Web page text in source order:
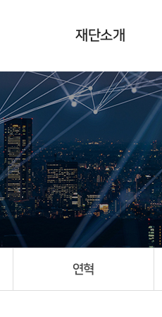
재단소개
설립취지
임원 현황
새소식
포토갤러리
오시는길
연혁